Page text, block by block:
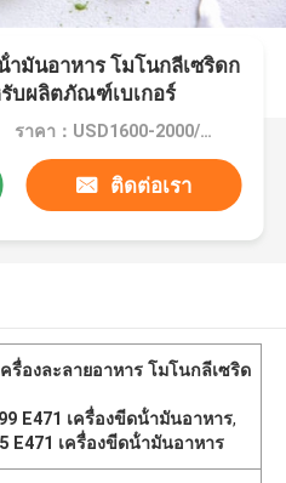
ามันอาหาร โมโนกลีเซริดก
รับผลิตภัณฑ์เบเกอร์
ราคา：USD1600-2000/MT
ติดต่อเรา
ครื่องละลายอาหาร โมโนกลีเซริด
E471 เครื่องขีดน้ํามันอาหาร,
E471 เครื่องขีดน้ํามันอาหาร